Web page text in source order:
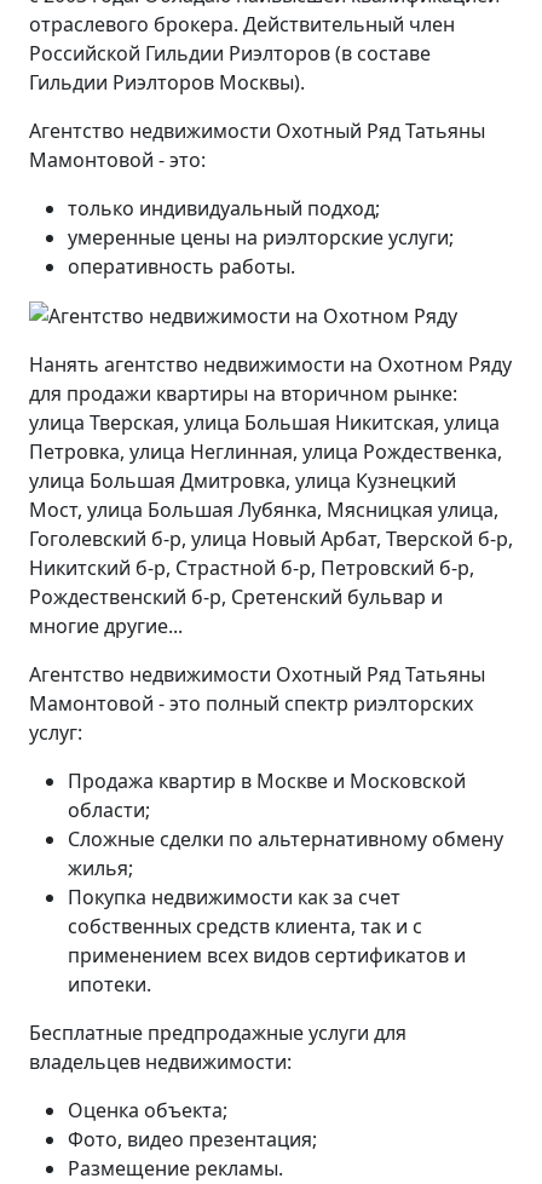
отраслевого брокера. Действительный член
Российской Гильдии Риэлторов (в составе
Гильдии Риэлторов Москвы).
Агентство недвижимости Охотный Ряд Татьяны
Мамонтовой - это:
только индивидуальный подход;
умеренные цены на риэлторские услуги;
оперативность работы.
Нанять агентство недвижимости на Охотном Ряду
для продажи квартиры на вторичном рынке:
улица Тверская, улица Большая Никитская, улица
Петровка, улица Неглинная, улица Рождественка,
улица Большая Дмитровка, улица Кузнецкий
Мост, улица Большая Лубянка, Мясницкая улица,
Гоголевский б-р, улица Новый Арбат, Тверской б-р,
Никитский б-р, Страстной б-р, Петровский б-р,
Рождественский б-р, Сретенский бульвар и
многие другие...
Агентство недвижимости Охотный Ряд Татьяны
Мамонтовой - это полный спектр риэлторских
услуг:
Продажа квартир в Москве и Московской
области;
Сложные сделки по альтернативному обмену
жилья;
Покупка недвижимости как за счет
собственных средств клиента, так и с
применением всех видов сертификатов и
ипотеки.
Бесплатные предпродажные услуги для
владельцев недвижимости:
Оценка объекта;
Фото, видео презентация;
Размещение рекламы.